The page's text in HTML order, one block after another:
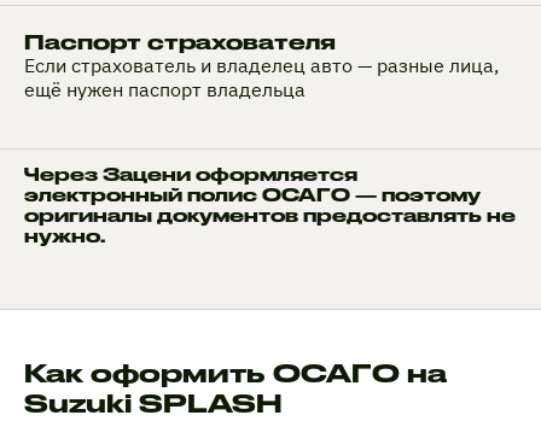
Паспорт страхователя
Если страхователь и владелец авто — разные лица,
ещё нужен паспорт владельца
Через Зацени оформляется
электронный полис ОСАГО — поэтому
оригиналы документов предоставлять не
нужно.
Как оформить ОСАГО на
Suzuki SPLASH